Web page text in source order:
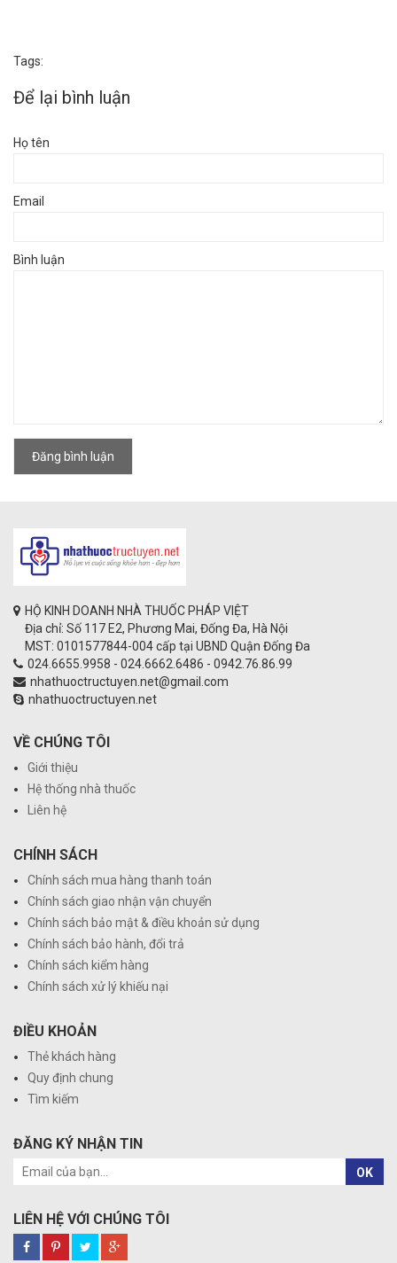
Tags:
Để lại bình luận
Họ tên
Email
Bình luận
Đăng bình luận
HỘ KINH DOANH NHÀ THUỐC PHÁP VIỆT
Địa chỉ: Số 117 E2, Phương Mai, Đống Đa, Hà Nội
MST: 0101577844-004 cấp tại UBND Quận Đống Đa
024.6655.9958 - 024.6662.6486 - 0942.76.86.99
nhathuoctructuyen.net@gmail.com
nhathuoctructuyen.net
VỀ CHÚNG TÔI
Giới thiệu
Hệ thống nhà thuốc
Liên hệ
CHÍNH SÁCH
Chính sách mua hàng thanh toán
Chính sách giao nhận vận chuyển
Chính sách bảo mật & điều khoản sử dụng
Chính sách bảo hành, đổi trả
Chính sách kiểm hàng
Chính sách xử lý khiếu nại
ĐIỀU KHOẢN
Thẻ khách hàng
Quy định chung
Tìm kiếm
ĐĂNG KÝ NHẬN TIN
OK
LIÊN HỆ VỚI CHÚNG TÔI